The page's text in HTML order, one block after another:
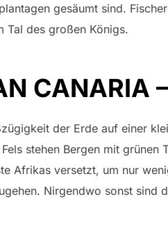
gesäumt sind.
Tal des großen Königs.
CANARIA
der Erde auf einer
stehen Bergen mit
Afrikas versetzt, um nur
Nirgendwo sonst sind